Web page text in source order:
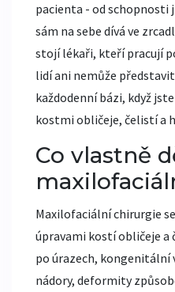
pacienta - od schopnosti
sám na sebe dívá ve
stojí lékaři, kteří pracují
lidí ani nemůže
každodenní bázi, když
kostmi obličeje, čelistí a
Co vlastně
Maxilofaciální chirurgie
úpravami kostí obličeje a
po úrazech, kongenitální
nádory, deformity